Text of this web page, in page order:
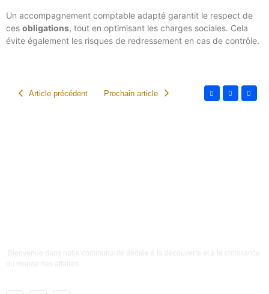
Un accompagnement comptable adapté garantit le respect de
ces obligations, tout en optimisant les charges sociales. Cela
évite également les risques de redressement en cas de contrôle.
Article précédent Prochain article
Bienvenue dans notre communauté dédiée à la découverte et à la croissance
du monde des affaires.